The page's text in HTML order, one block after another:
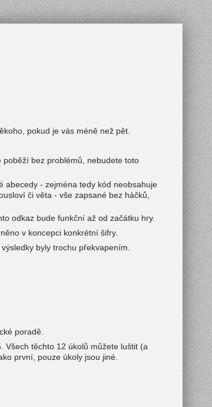
pokud je vás méně než pět.
bez problémů, nebudete toto
abecedy - zejména tedy kód neobsahuje
či věta - vše zapsané bez háčků,
odkaz bude funkční až od začátku hry.
v koncepci konkrétní šifry.
byly trochu překvapením.
poradě.
Všech těchto 12 úkolů můžete luštit (a
první, pouze úkoly jsou jiné.